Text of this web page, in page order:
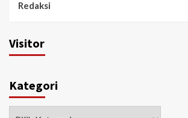
Redaksi
Visitor
Kategori